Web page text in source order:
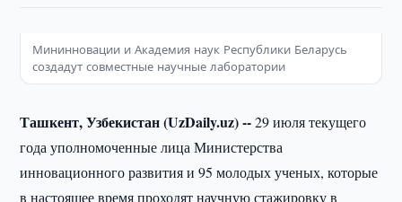
Мининновации и Академия наук Республики Беларусь
создадут совместные научные лаборатории
Ташкент, Узбекистан (UzDaily.uz) --29 июля текущего
года уполномоченные лица Министерства
инновационного развития и 95 молодых ученых, которые
в настоящее время проходят научную стажировку в